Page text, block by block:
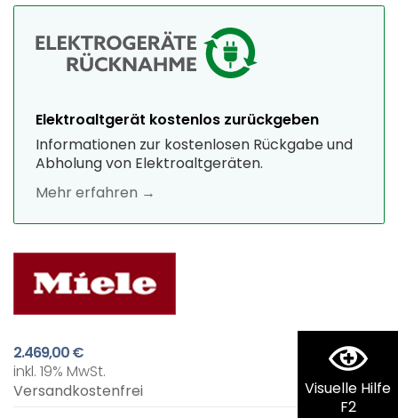
Visuelle Hilfe
F2
Elektroaltgerät kostenlos zurückgeben
Informationen zur kostenlosen Rückgabe und
Abholung von Elektroaltgeräten.
Mehr erfahren →
2.469,00 €
inkl. 19% MwSt.
Versandkostenfrei